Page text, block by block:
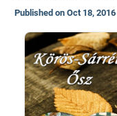
Published on Oct 18, 2016